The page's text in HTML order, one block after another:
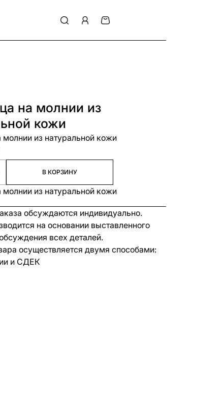
на молнии из
кожи
из натуральной кожи
В КОРЗИНУ
из натуральной кожи
обсуждаются индивидуально.
на основании выставленного
всех деталей.
осуществляется двумя способами:
и СДЕК